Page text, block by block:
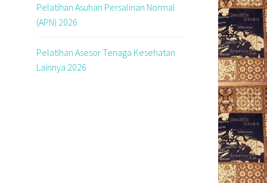
Pelatihan Asuhan Persalinan Normal
(APN) 2026
Pelatihan Asesor Tenaga Kesehatan
Lainnya 2026